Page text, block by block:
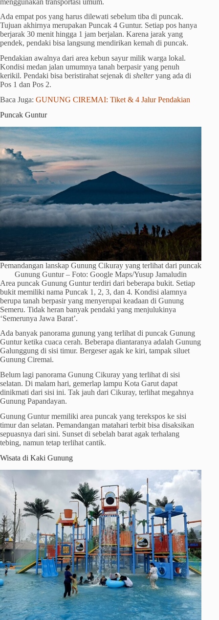
Ada empat pos yang harus dilewati sebelum tiba di puncak.
Tujuan akhirnya merupakan Puncak 4 Guntur. Setiap pos hanya
berjarak 30 menit hingga 1 jam berjalan. Karena jarak yang
pendek, pendaki bisa langsung mendirikan kemah di puncak.
Pendakian awalnya dari area kebun sayur milik warga lokal.
Kondisi medan jalan umumnya tanah berpasir yang penuh
kerikil. Pendaki bisa beristirahat sejenak di shelteryang ada di
Pos 1 dan Pos 2.
Baca Juga: GUNUNG CIREMAI: Tiket & 4 Jalur Pendakian
Puncak Guntur
Pemandangan lanskap Gunung Cikuray yang terlihat dari puncak
Gunung Guntur – Foto: Google Maps/Yusup Jamaludin
Area puncak Gunung Guntur terdiri dari beberapa bukit. Setiap
bukit memiliki nama Puncak 1, 2, 3, dan 4. Kondisi alamnya
berupa tanah berpasir yang menyerupai keadaan di Gunung
Semeru. Tidak heran banyak pendaki yang menjulukinya
‘Semerunya Jawa Barat’.
Ada banyak panorama gunung yang terlihat di puncak Gunung
Guntur ketika cuaca cerah. Beberapa diantaranya adalah Gunung
Galunggung di sisi timur. Bergeser agak ke kiri, tampak siluet
Gunung Ciremai.
Belum lagi panorama Gunung Cikuray yang terlihat di sisi
selatan. Di malam hari, gemerlap lampu Kota Garut dapat
dinikmati dari sisi ini. Tak jauh dari Cikuray, terlihat megahnya
Gunung Papandayan.
Gunung Guntur memiliki area puncak yang terekspos ke sisi
timur dan selatan. Pemandangan matahari terbit bisa disaksikan
sepuasnya dari sini. Sunset di sebelah barat agak terhalang
tebing, namun tetap terlihat cantik.
Wisata di Kaki Gunung